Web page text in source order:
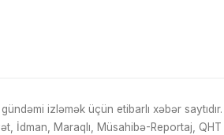
izləmək üçün etibarlı xəbər
İdman, Maraqlı, Müsahibə-Reportaj,